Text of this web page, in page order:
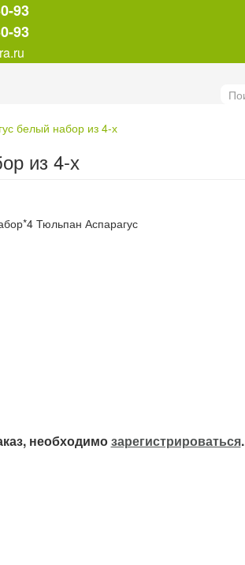
93
93
белый набор из 4-х
из 4-х
Тюльпан Аспарагус
необходимозарегистрироваться.